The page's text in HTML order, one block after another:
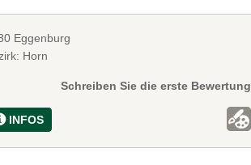
Eggenburg
Horn
Schreiben Sie die erste Bewertung
INFOS